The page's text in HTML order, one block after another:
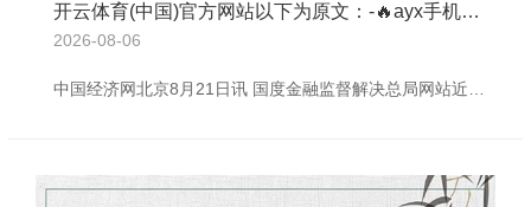
开云体育(中国)官方网站以下为原文：-🔥ayx手机版登录(综合)官方网站入口/网页版/安卓/电脑版
2026-08-06
中国经济网北京8月21日讯 国度金融监督解决总局网站近日线路的广东监管局行政处罚信息公开表(2025年65号)露馅，瑞世东谈主寿保障有限包袱公司广东分公司财务业务数据不真确。 国度金融监督解决总局广东监管局对瑞世东谈主寿保障有限包袱公司广东分公司罚金22万元，对李好意思玲(时任瑞世东谈主寿保障有限包袱公司广东分公司银保业务广州第三本部副总司理(主捏职责))劝诫并处罚金4万元。 以下为原文：